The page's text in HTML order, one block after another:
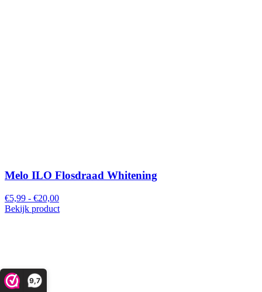
9,7
Melo ILO Flosdraad Whitening
€5,99 - €20,00
Bekijk product